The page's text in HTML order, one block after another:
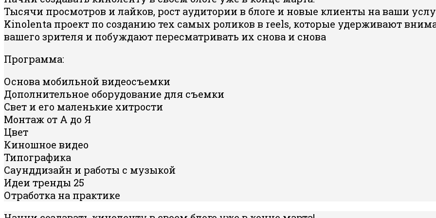
Тысячи просмотров и лайков, рост аудитории в блоге и новые клиенты на ваши
Kinolenta проект по созданию тех самых роликов в reels, которые удерживают
вашего зрителя и побуждают пересматривать их снова и снова
Программа:
Основа мобильной видеосъемки
Дополнительное оборудование для съемки
Свет и его маленькие хитрости
Монтаж от А до Я
Цвет
Киношное видео
Типографика
Саунддизайн и работы с музыкой
Идеи тренды 25
Отработка на практике